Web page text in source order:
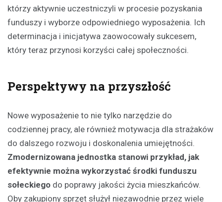
którzy aktywnie uczestniczyli w procesie pozyskania
funduszy i wyborze odpowiedniego wyposażenia. Ich
determinacja i inicjatywa zaowocowały sukcesem,
który teraz przynosi korzyści całej społeczności.
Perspektywy na przyszłość
Nowe wyposażenie to nie tylko narzędzie do
codziennej pracy, ale również motywacja dla strażaków
do dalszego rozwoju i doskonalenia umiejętności.
Zmodernizowana jednostka stanowi przykład, jak
efektywnie można wykorzystać środki funduszu
sołeckiego do poprawy jakości życia mieszkańców.
Oby zakupiony sprzęt służył niezawodnie przez wiele